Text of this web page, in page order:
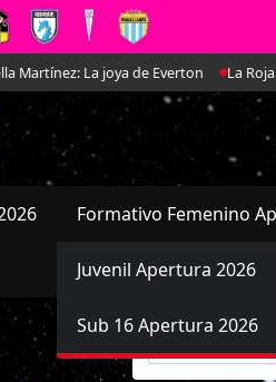
La joya de Everton La Roja
Formativo Femenino
Juvenil Apertura 2026
Sub 16 Apertura 2026
Buscar: